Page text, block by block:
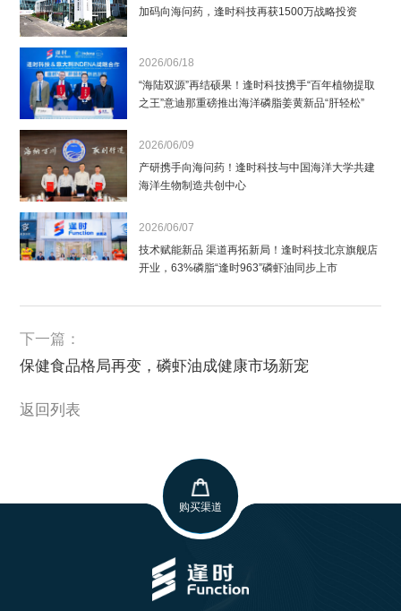
加码向海问药，逢时科技再获1500万战略投资
2026/06/18
“海陆双源”再结硕果！逢时科技携手“百年植物提取
之王”意迪那重磅推出海洋磷脂姜黄新品“肝轻松”
2026/06/09
产研携手向海问药！逢时科技与中国海洋大学共建
海洋生物制造共创中心
2026/06/07
技术赋能新品 渠道再拓新局！逢时科技北京旗舰店
开业，63%磷脂“逢时963”磷虾油同步上市
下一篇：
保健食品格局再变，磷虾油成健康市场新宠
返回列表
购买渠道